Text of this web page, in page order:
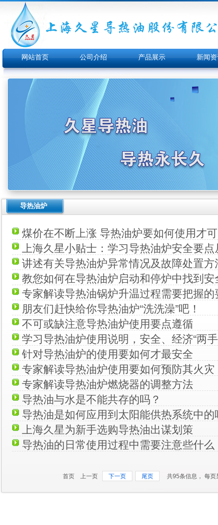
网站首页 公司介绍 产品展示 新闻
导热油炉
煤价在不断上涨 导热油炉要如何使用才
上海久星小贴士：学习导热油炉安全要点
讲述有关导热油炉异常情况及故障处置方
教您如何在导热油炉启动和停炉中找到安
专家解读导热油锅炉升温过程需要把握的
朋友们赶快给你导热油炉“洗洗澡”吧！
不可或缺注意导热油炉使用要点遵循
学习导热油炉使用说明，安全、经济“两
针对导热油炉的使用要如何才最安全
专家解读导热油炉使用要如何预防其火灾
专家解读导热油炉燃烧器的调整方法
导热油与水是不能共存的吗？
导热油是如何应用到太阳能供热系统中的
上海久星为新手选购导热油出谋划策
导热油的日常使用过程中需要注意些什么
首页 上一页 下一页 尾页 共95条信息， 每页